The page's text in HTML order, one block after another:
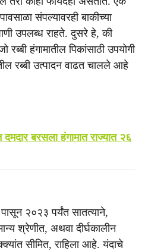
संपल्यावरही बाकीच्या
उपलब्ध राहते. दुसरे हे, की
हंगामातील पिकांसाठी उपयोगी
रब्बी उत्पादन वाढत चालले आहे
बरसला हंगामात राज्यात २६
२०२३ पर्यंत सातत्याने,
श्रेणीत, अथवा दीर्घकालीन
सीमित, राहिला आहे. यंदाचे